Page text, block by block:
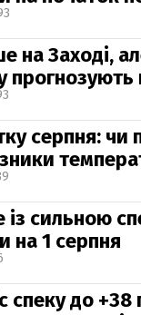
на Заході,
прогнозують
серпня: чи
із сильною
на 1 серпня
спеку до +38